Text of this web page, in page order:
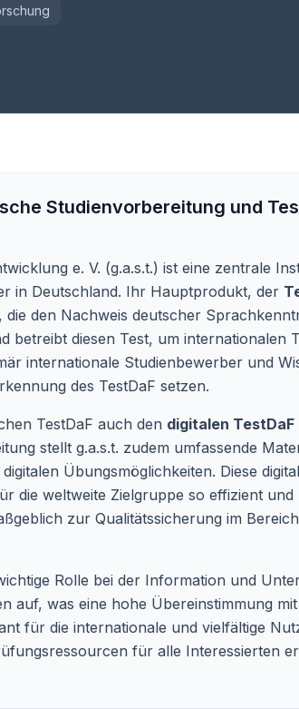
Studienvorbereitung und
e. V. (g.a.s.t.) ist eine zentrale
in Deutschland. Ihr Hauptprodukt, der
den Nachweis deutscher
diesen Test, um internationalen
internationale Studienbewerber und
des TestDaF setzen.
TestDaF auch den digitalen TestDaF
stellt g.a.s.t. zudem umfassende
Übungsmöglichkeiten. Diese
die weltweite Zielgruppe so effizient
zur Qualitätssicherung im
Rolle bei der Information und
auf, was eine hohe Übereinstimmung
für die internationale und vielfältige
für alle Interessierten